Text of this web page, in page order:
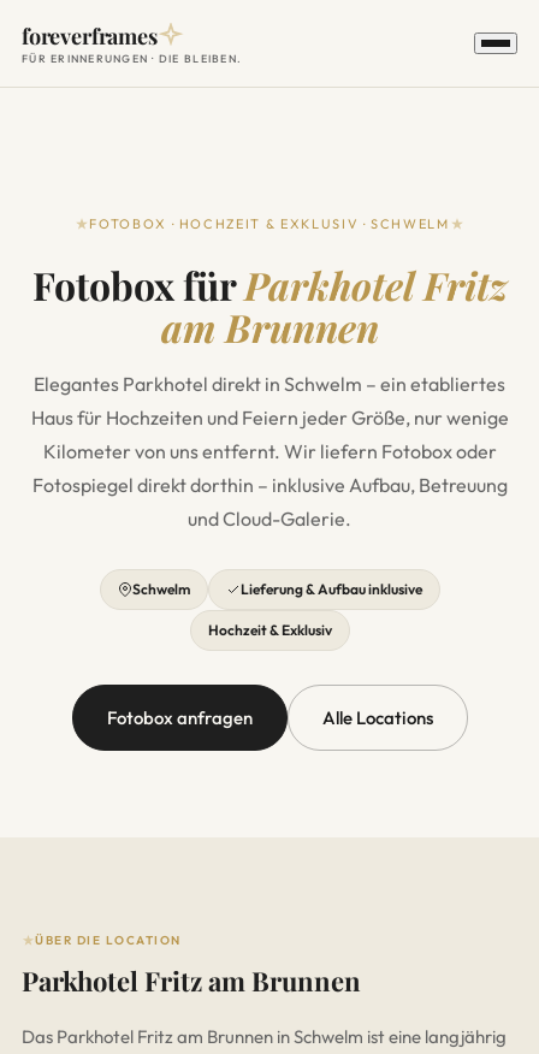
foreverframes
FÜR ERINNERUNGEN · DIE BLEIBEN.
FOTOBOX · HOCHZEIT & EXKLUSIV · SCHWELM
Fotobox fürParkhotel Fritz
am Brunnen
Elegantes Parkhotel direkt in Schwelm – ein etabliertes
Haus für Hochzeiten und Feiern jeder Größe, nur wenige
Kilometer von uns entfernt. Wir liefern Fotobox oder
Fotospiegel direkt dorthin – inklusive Aufbau, Betreuung
und Cloud-Galerie.
Schwelm Lieferung & Aufbau inklusive
Hochzeit & Exklusiv
Fotobox anfragen Alle Locations
ÜBER DIE LOCATION
Parkhotel Fritz am Brunnen
Das Parkhotel Fritz am Brunnen in Schwelm ist eine langjährig